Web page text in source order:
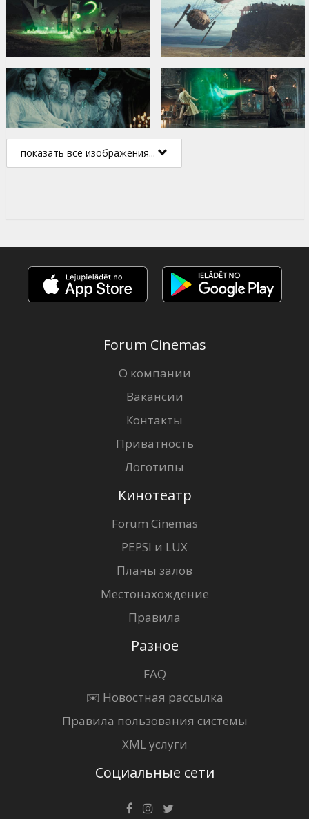
показать все изображения...
Forum Cinemas
О компании
Вакансии
Контакты
Приватность
Логотипы
Кинотеатр
Forum Cinemas
PEPSI и LUX
Планы залов
Местонахождение
Правила
Разное
FAQ
✉️ Новостная рассылка
Правила пользования системы
XML услуги
Социальные сети